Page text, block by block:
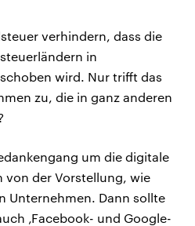
verhindern, dass die
in
wird. Nur trifft das
zu, die in ganz anderen
um die digitale
von der Vorstellung, wie
Unternehmen. Dann sollte
‚Facebook- und Google-